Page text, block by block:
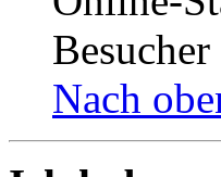
Nach